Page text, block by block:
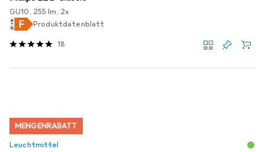
GU10, 255 lm, 2x
Produktdatenblatt
18
MENGENRABATT
Leuchtmittel